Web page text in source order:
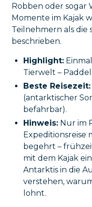
Robben oder sogar
Momente im Kajak
Teilnehmern als die
beschrieben.
Highlight:
Tierwelt –
Beste Reisezeit:
(antarktischer
befahrbar).
Hinweis: Nur im
Expeditionsreise
begehrt –
mit dem Kajak
Antarktis in die
verstehen,
lohnt.